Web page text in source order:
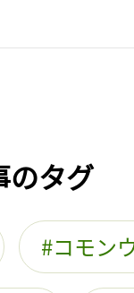
のタグ
コモン